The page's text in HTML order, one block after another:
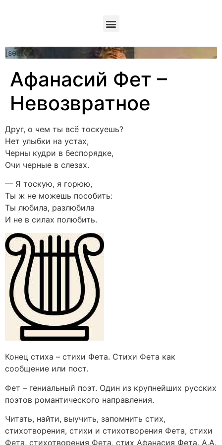
[searchform]
Афанасий Фет –
Невозвратное
Друг, о чем ты всё тоскуешь?
Нет улыбки на устах,
Черны кудри в беспорядке,
Очи черные в слезах.
— Я тоскую, я горюю,
Ты ж не можешь пособить:
Ты любила, разлюбила
И не в силах полюбить.
Конец стиха – стихи Фета. Стихи Фета как
сообщение или пост.
Фет – гениальный поэт. Один из крупнейших русских
поэтов романтического направления.
Читать, найти, выучить, запомнить стих,
стихотворения, стихи и стихотворения Фета, стихи
Фета, стихотворения Фета, стих Афанасия Фета, А.А.